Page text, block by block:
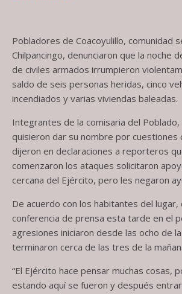
Pobladores de Coacoyulillo, comunidad
Chilpancingo, denunciaron que la noche
de civiles armados irrumpieron
saldo de seis personas heridas, cinco
incendiados y varias viviendas baleadas.
Integrantes de la comisaria del Poblado,
quisieron dar su nombre por cuestiones
dijeron en declaraciones a reporteros
comenzaron los ataques solicitaron
cercana del Ejército, pero les negaron
De acuerdo con los habitantes del lugar,
conferencia de prensa esta tarde en el
agresiones iniciaron desde las ocho de
terminaron cerca de las tres de la
“El Ejército hace pensar muchas cosas,
estando aquí se fueron y después